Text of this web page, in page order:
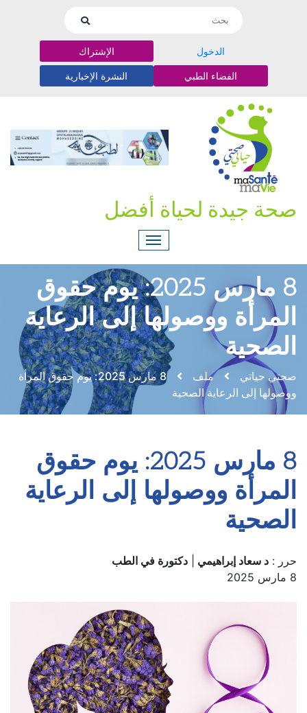
الدخول الإشتراك
الفضاء الطبي النشرة الإخبارية
صحة جيدة لحياة أفضل
8 مارس 2025: يوم حقوق
المرأة ووصولها إلى الرعاية
الصحية
صحتي حياتي ملف
8 مارس 2025: يوم حقوق المرأة
ووصولها إلى الرعاية الصحية
8 مارس 2025: يوم حقوق
المرأة ووصولها إلى الرعاية
الصحية
حرر : د سعاد إبراهيمي
دكتورة في الطب
8 مارس 2025